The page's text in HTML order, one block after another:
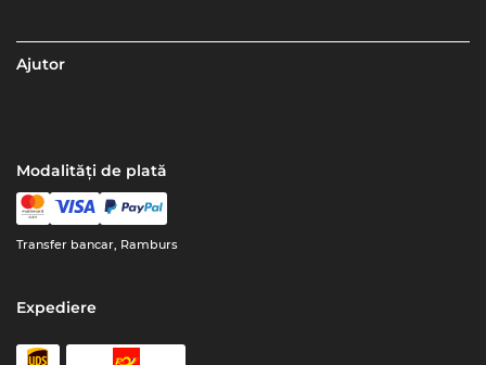
Ajutor
Modalități de plată
Transfer bancar, Ramburs
Expediere